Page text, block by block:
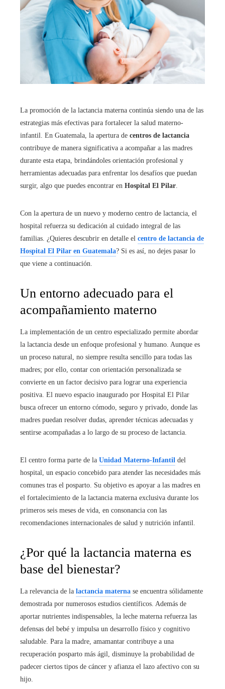
La promoción de la lactancia materna continúa siendo una de las
estrategias más efectivas para fortalecer la salud materno-
infantil. En Guatemala, la apertura de centros de lactancia
contribuye de manera significativa a acompañar a las madres
durante esta etapa, brindándoles orientación profesional y
herramientas adecuadas para enfrentar los desafíos que puedan
surgir, algo que puedes encontrar en Hospital El Pilar.
Con la apertura de un nuevo y moderno centro de lactancia, el
hospital refuerza su dedicación al cuidado integral de las
familias. ¿Quieres descubrir en detalle el centro de lactancia de
Hospital El Pilar en Guatemala? Si es así, no dejes pasar lo
que viene a continuación.
Un entorno adecuado para el
acompañamiento materno
La implementación de un centro especializado permite abordar
la lactancia desde un enfoque profesional y humano. Aunque es
un proceso natural, no siempre resulta sencillo para todas las
madres; por ello, contar con orientación personalizada se
convierte en un factor decisivo para lograr una experiencia
positiva. El nuevo espacio inaugurado por Hospital El Pilar
busca ofrecer un entorno cómodo, seguro y privado, donde las
madres puedan resolver dudas, aprender técnicas adecuadas y
sentirse acompañadas a lo largo de su proceso de lactancia.
El centro forma parte de la Unidad Materno-Infantil del
hospital, un espacio concebido para atender las necesidades más
comunes tras el posparto. Su objetivo es apoyar a las madres en
el fortalecimiento de la lactancia materna exclusiva durante los
primeros seis meses de vida, en consonancia con las
recomendaciones internacionales de salud y nutrición infantil.
¿Por qué la lactancia materna es
base del bienestar?
La relevancia de la lactancia materna se encuentra sólidamente
demostrada por numerosos estudios científicos. Además de
aportar nutrientes indispensables, la leche materna refuerza las
defensas del bebé y impulsa un desarrollo físico y cognitivo
saludable. Para la madre, amamantar contribuye a una
recuperación posparto más ágil, disminuye la probabilidad de
padecer ciertos tipos de cáncer y afianza el lazo afectivo con su
hijo.